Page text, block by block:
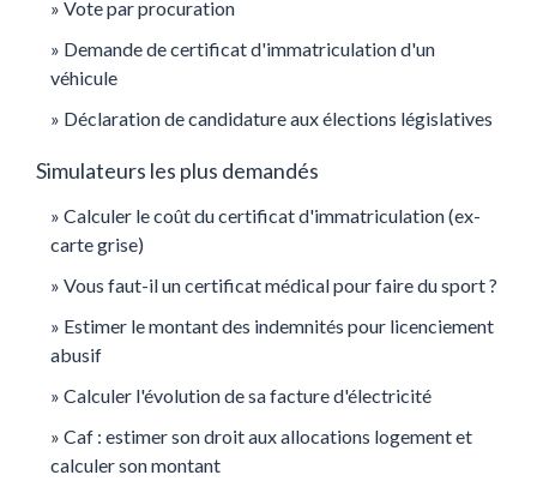
Vote par procuration
Demande de certificat d'immatriculation d'un
véhicule
Déclaration de candidature aux élections législatives
Simulateurs les plus demandés
Calculer le coût du certificat d'immatriculation (ex-
carte grise)
Vous faut-il un certificat médical pour faire du sport ?
Estimer le montant des indemnités pour licenciement
abusif
Calculer l'évolution de sa facture d'électricité
Caf : estimer son droit aux allocations logement et
calculer son montant